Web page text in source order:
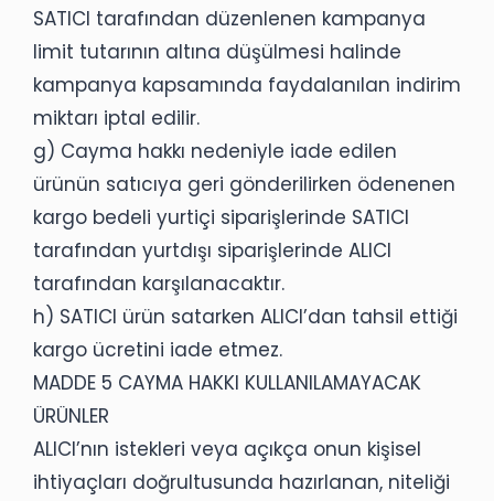
SATICI tarafından düzenlenen kampanya
limit tutarının altına düşülmesi halinde
kampanya kapsamında faydalanılan indirim
miktarı iptal edilir.
g) Cayma hakkı nedeniyle iade edilen
ürünün satıcıya geri gönderilirken ödenenen
kargo bedeli yurtiçi siparişlerinde SATICI
tarafından yurtdışı siparişlerinde ALICI
tarafından karşılanacaktır.
h) SATICI ürün satarken ALICI’dan tahsil ettiği
kargo ücretini iade etmez.
MADDE 5 CAYMA HAKKI KULLANILAMAYACAK
ÜRÜNLER
ALICI’nın istekleri veya açıkça onun kişisel
ihtiyaçları doğrultusunda hazırlanan, niteliği